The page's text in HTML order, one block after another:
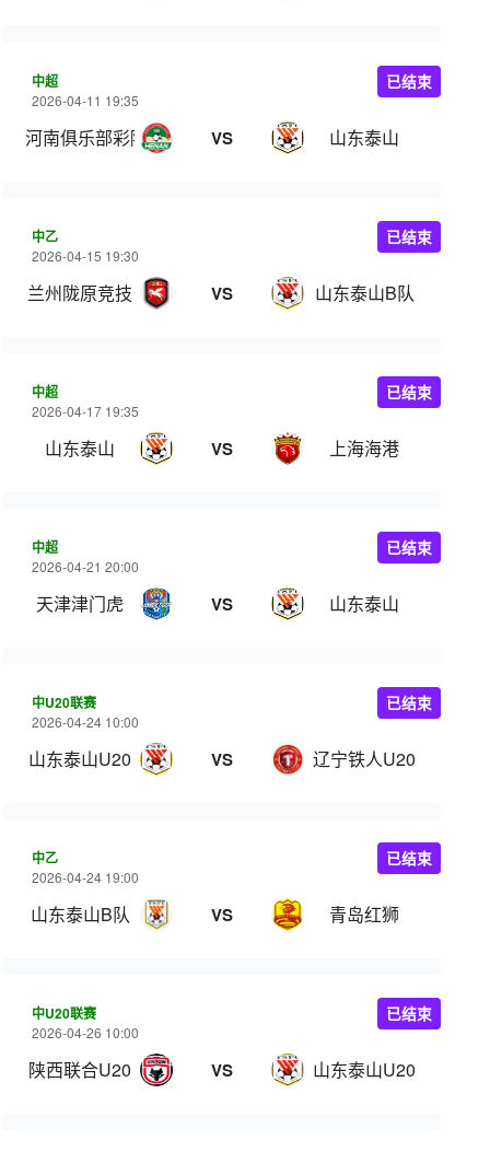
中超
2026-04-11 19:35
河南俱乐部彩陶坊 VS 山东泰山
已结束
中乙
2026-04-15 19:30
兰州陇原竞技 VS 山东泰山B队
已结束
中超
2026-04-17 19:35
山东泰山 VS 上海海港
已结束
中超
2026-04-21 20:00
天津津门虎 VS 山东泰山
已结束
中U20联赛
2026-04-24 10:00
山东泰山U20 VS 辽宁铁人U20
已结束
中乙
2026-04-24 19:00
山东泰山B队 VS 青岛红狮
已结束
中U20联赛
2026-04-26 10:00
陕西联合U20 VS 山东泰山U20
已结束